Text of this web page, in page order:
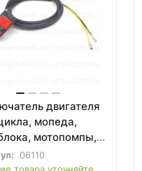
двигателя
мопеда,
мотопомпы,
168F 170F
190F GX200
06110